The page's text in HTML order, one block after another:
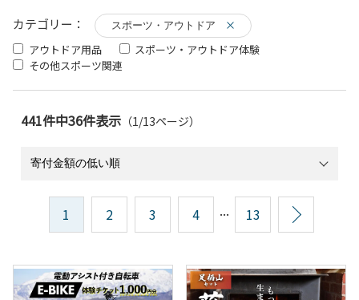
カテゴリー： スポーツ・アウトドア
アウトドア用品
スポーツ・アウトドア体験
その他スポーツ関連
441件中36件表示 （1/13ページ）
1 2 3 4 ... 13